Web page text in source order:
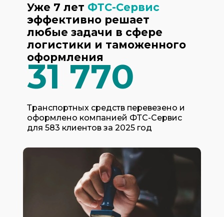
Транспортных средств перевезено и
оформлено компанией ФТС-Сервис
для 583 клиентов за 2025 год
31 770
Уже 7 лет ФТС-Сервис
эффективно решает
любые задачи в сфере
логистики и таможенного
оформления